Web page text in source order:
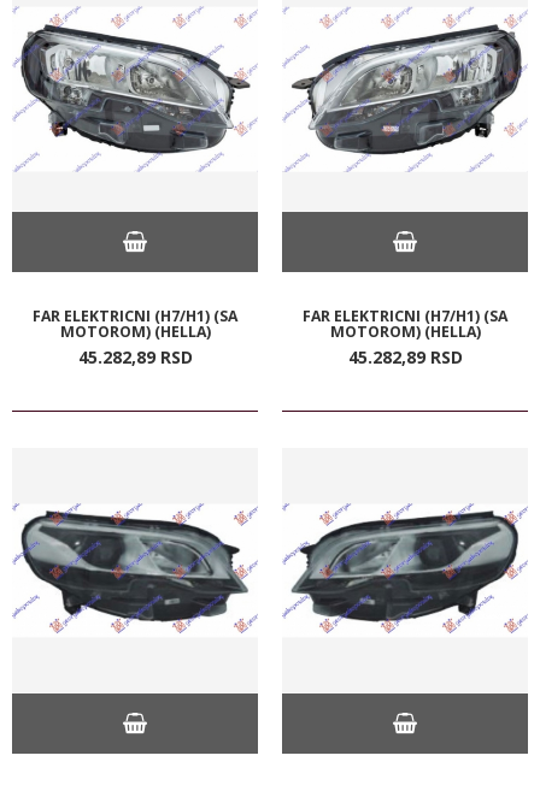
FAR ELEKTRICNI (H7/H1) (SA
MOTOROM) (HELLA)
45.282,89 RSD
FAR ELEKTRICNI (H7/H1) (SA
MOTOROM) (HELLA)
45.282,89 RSD